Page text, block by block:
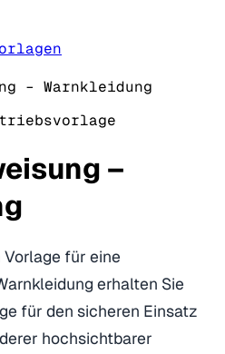
– Warnkleidung
–
für eine
erhalten Sie
für den sicheren Einsatz
hochsichtbarer